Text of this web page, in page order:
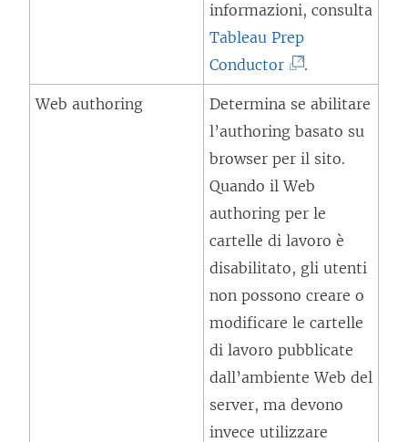
informazioni, consulta
Tableau Prep
Conductor(
c
l
.
Web authoring
Determina se abilitare
l’authoring basato su
browser per il sito.
Quando il Web
authoring per le
cartelle di lavoro è
disabilitato, gli utenti
non possono creare o
modificare le cartelle
di lavoro pubblicate
dall’ambiente Web del
server, ma devono
invece utilizzare